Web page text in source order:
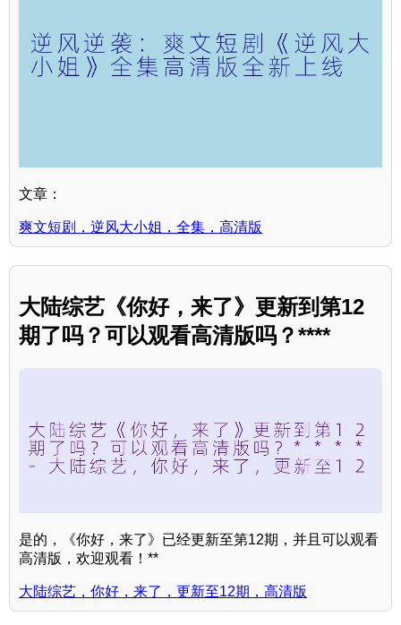
文章：
爽文短剧，逆风大小姐，全集，高清版
大陆综艺《你好，来了》更新到第12
期了吗？可以观看高清版吗？****
是的，《你好，来了》已经更新至第12期，并且可以观看
高清版，欢迎观看！**
大陆综艺，你好，来了，更新至12期，高清版